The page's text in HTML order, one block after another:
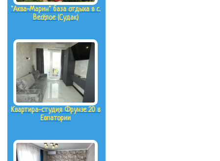
"Аква-Марин" база отдыха в с.
Весёлое (Судак)
Квартира-студия Фрунзе 20 в
Евпатории